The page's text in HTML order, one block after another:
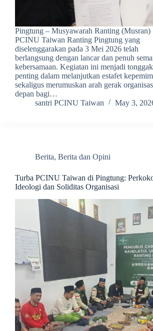
Pingtung – Musyawarah Ranting (Musran)
PCINU Taiwan Ranting Pingtung yang
diselenggarakan pada 3 Mei 2026 telah
berlangsung dengan lancar dan penuh
kebersamaan. Kegiatan ini menjadi tonggak
penting dalam melanjutkan estafet
sekaligus merumuskan arah gerak
depan bagi…
santri PCINU Taiwan
May 3,
Berita, Berita dan Opini
Turba PCINU Taiwan di Pingtung:
Ideologi dan Soliditas Organisasi